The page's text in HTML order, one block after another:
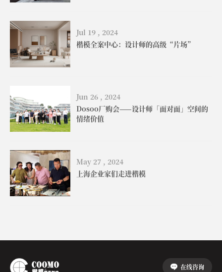
Jul 19 , 2024
楷模全案中心：设计师的高级“片场”
Jun 26 , 2024
Dosoo厂购会——设计师「面对面」空间的
情绪价值
May 27 , 2024
上海企业家们走进楷模
在线咨询